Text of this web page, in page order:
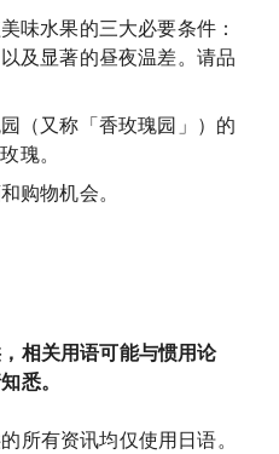
味水果的三大必要条件：
及显著的昼夜温差。请品
（又称「香玫瑰园」）的
瑰。
购物机会。
相关用语可能与惯用论
悉。
所有资讯均仅使用日语。